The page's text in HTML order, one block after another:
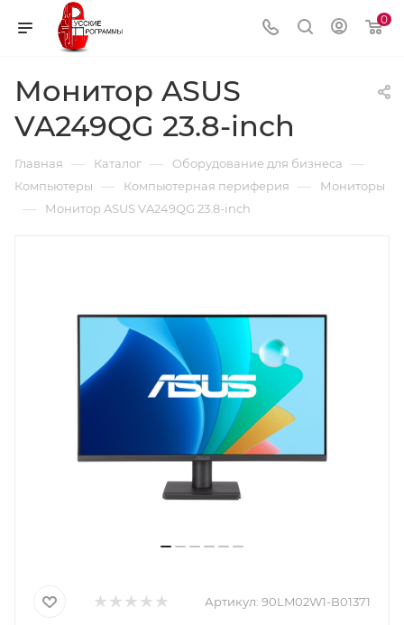
0
Монитор ASUS
VA249QG 23.8-inch
Главная — Каталог — Оборудование для бизнеса —
Компьютеры — Компьютерная периферия — Мониторы
— Монитор ASUS VA249QG 23.8-inch
Артикул: 90LM02W1-B01371